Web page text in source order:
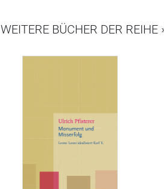
WEITERE BÜCHER DER